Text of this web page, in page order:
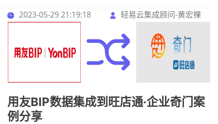
2023-05-29 21:19:18 轻易云集成顾问-黄宏棵
用友BIP数据集成到旺店通·企业奇门案
例分享